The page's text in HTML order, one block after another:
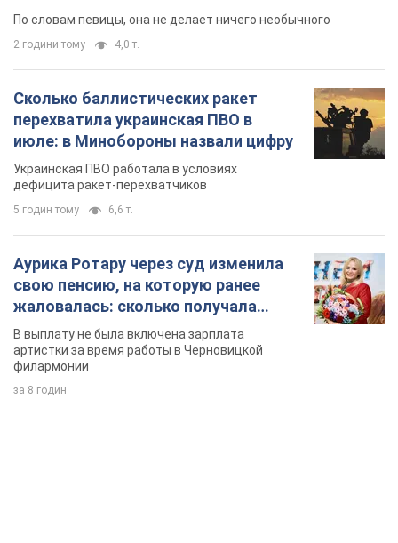
По словам певицы, она не делает ничего необычного
2 години тому 4,0 т.
Сколько баллистических ракет
перехватила украинская ПВО в
июле: в Минобороны назвали цифру
Украинская ПВО работала в условиях
дефицита ракет-перехватчиков
5 годин тому 6,6 т.
Аурика Ротару через суд изменила
свою пенсию, на которую ранее
жаловалась: сколько получала
певица
В выплату не была включена зарплата
артистки за время работы в Черновицкой
филармонии
за 8 годин